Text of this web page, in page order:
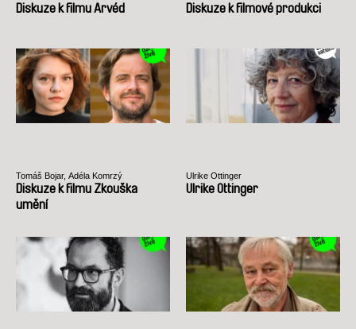
Diskuze k filmu Arvéd Diskuze k filmové produkci
Tomáš Bojar, Adéla Komrzý
Diskuze k filmu Zkouška
umění
Ulrike Ottinger
Ulrike Ottinger